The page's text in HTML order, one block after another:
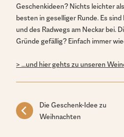
Geschenkideen? Nichts leichter
besten in geselliger Runde. Es
und des Radwegs am Neckar bei.
Gründe gefällig? Einfach immer
> ...und hier gehts zu unseren
Die Geschenk-Idee zu
Weihnachten